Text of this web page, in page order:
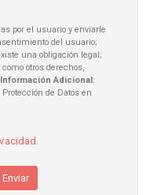
por el usuario y enviarle
del usuario;
una obligación legal;
otros derechos,
Información Adicional:
de Datos en
.
Enviar